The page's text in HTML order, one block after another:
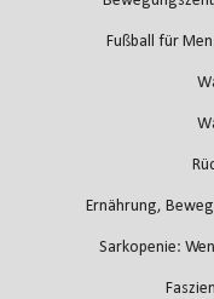
Fußball für
Ernährung,
Sarkopenie: